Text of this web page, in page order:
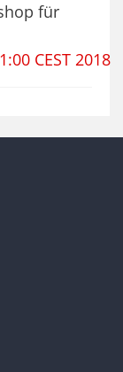
für
CEST 2018